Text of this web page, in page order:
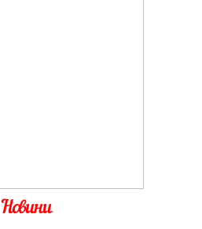
Новини